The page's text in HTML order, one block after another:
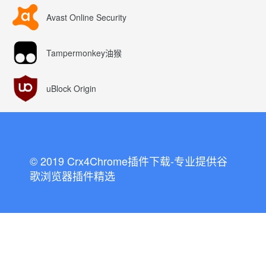
Avast Online Security
Tampermonkey油猴
uBlock Origin
© 2019 Crx4Chrome插件下载-专业提供谷
歌浏览器插件精选